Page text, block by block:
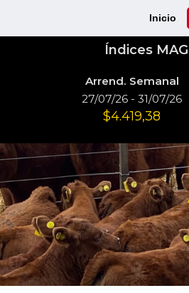
Inicio
Índices
Arrend. Semanal
27/07/26 - 31/07/26
$4.419,38